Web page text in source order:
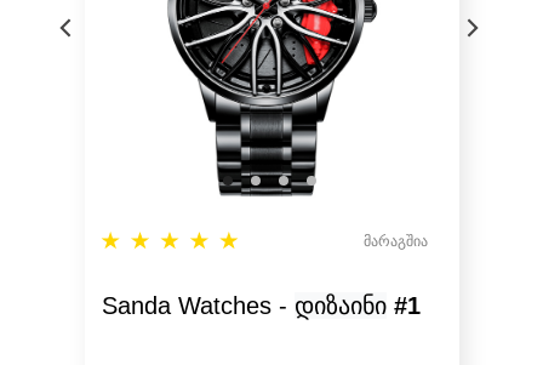
Sanda Watches - დიზაინი #1
მარაგშია